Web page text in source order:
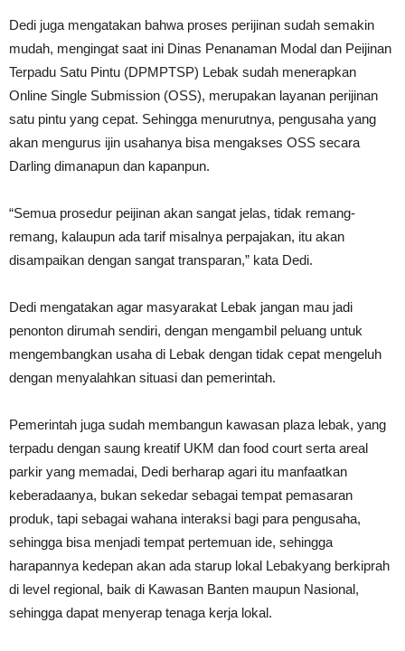
Dedi juga mengatakan bahwa proses perijinan sudah semakin
mudah, mengingat saat ini Dinas Penanaman Modal dan Peijinan
Terpadu Satu Pintu (DPMPTSP) Lebak sudah menerapkan
Online Single Submission (OSS), merupakan layanan perijinan
satu pintu yang cepat. Sehingga menurutnya, pengusaha yang
akan mengurus ijin usahanya bisa mengakses OSS secara
Darling dimanapun dan kapanpun.
“Semua prosedur peijinan akan sangat jelas, tidak remang-
remang, kalaupun ada tarif misalnya perpajakan, itu akan
disampaikan dengan sangat transparan,” kata Dedi.
Dedi mengatakan agar masyarakat Lebak jangan mau jadi
penonton dirumah sendiri, dengan mengambil peluang untuk
mengembangkan usaha di Lebak dengan tidak cepat mengeluh
dengan menyalahkan situasi dan pemerintah.
Pemerintah juga sudah membangun kawasan plaza lebak, yang
terpadu dengan saung kreatif UKM dan food court serta areal
parkir yang memadai, Dedi berharap agari itu manfaatkan
keberadaanya, bukan sekedar sebagai tempat pemasaran
produk, tapi sebagai wahana interaksi bagi para pengusaha,
sehingga bisa menjadi tempat pertemuan ide, sehingga
harapannya kedepan akan ada starup lokal Lebakyang berkiprah
di level regional, baik di Kawasan Banten maupun Nasional,
sehingga dapat menyerap tenaga kerja lokal.